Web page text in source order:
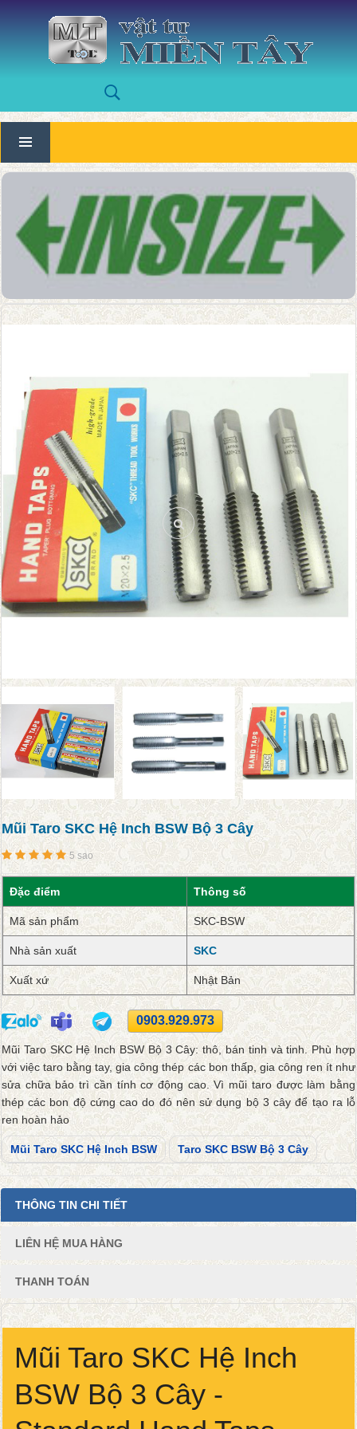
Mũi Taro SKC Hệ Inch BSW Bộ 3 Cây
5 sao
Đặc điểm Thông số
Mã sản phẩm SKC-BSW
Nhà sản xuất SKC
Xuất xứ Nhật Bản
0903.929.973
Mũi Taro SKC Hệ Inch BSW Bộ 3 Cây: thô, bán tinh và tinh. Phù hợp
với việc taro bằng tay, gia công thép các bon thấp, gia công ren ít như
sửa chữa bảo trì cần tính cơ động cao. Vì mũi taro được làm bằng
thép các bon độ cứng cao do đó nên sử dụng bộ 3 cây để tạo ra lỗ
ren hoàn hảo
Mũi Taro SKC Hệ Inch BSW Taro SKC BSW Bộ 3 Cây
THÔNG TIN CHI TIẾT
LIÊN HỆ MUA HÀNG
THANH TOÁN
Mũi Taro SKC Hệ Inch
BSW Bộ 3 Cây -